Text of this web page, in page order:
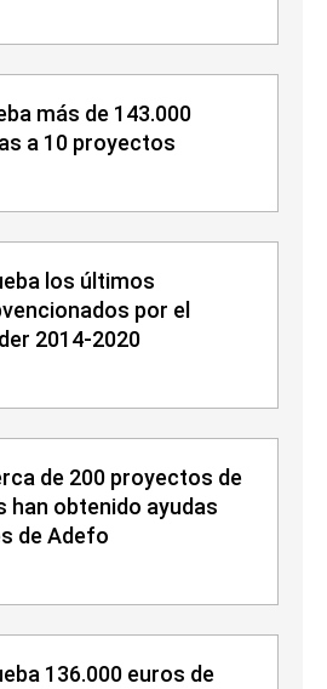
más de 143.000
a 10 proyectos
los últimos
por el
2014-2020
de 200 proyectos de
han obtenido ayudas
de Adefo
136.000 euros de